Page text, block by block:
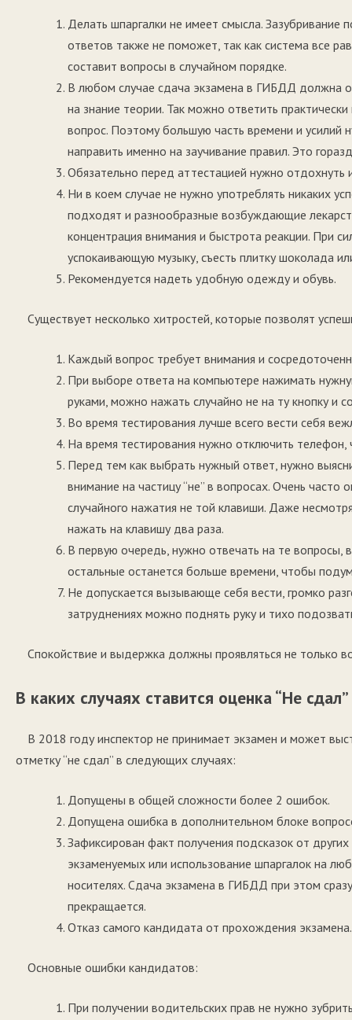
Делать шпаргалки не имеет смысла. Зазубривание
ответов также не поможет, так как система все
составит вопросы в случайном порядке.
В любом случае сдача экзамена в ГИБДД должна
на знание теории. Так можно ответить
вопрос. Поэтому большую часть времени и усилий
направить именно на заучивание правил. Это
Обязательно перед аттестацией нужно отдохнуть
Ни в коем случае не нужно употреблять никаких
подходят и разнообразные возбуждающие
концентрация внимания и быстрота реакции. При
успокаивающую музыку, съесть плитку шоколада
Рекомендуется надеть удобную одежду и обувь.
Существует несколько хитростей, которые позволят
Каждый вопрос требует внимания и
При выборе ответа на компьютере нажимать
руками, можно нажать случайно не на ту кнопку и
Во время тестирования лучше всего вести себя
На время тестирования нужно отключить
Перед тем как выбрать нужный ответ, нужно
внимание на частицу “не” в вопросах. Очень
случайного нажатия не той клавиши. Даже
нажать на клавишу два раза.
В первую очередь, нужно отвечать на те вопросы,
остальные останется больше времени, чтобы
Не допускается вызывающе себя вести, громко
затруднениях можно поднять руку и тихо
Спокойствие и выдержка должны проявляться не только
В каких случаях ставится оценка “Не сдал”
В 2018 году инспектор не принимает экзамен и может
отметку “не сдал” в следующих случаях:
Допущены в общей сложности более 2 ошибок.
Допущена ошибка в дополнительном блоке
Зафиксирован факт получения подсказок от других
экзаменуемых или использование шпаргалок на
носителях. Сдача экзамена в ГИБДД при этом сразу
прекращается.
Отказ самого кандидата от прохождения экзамена.
Основные ошибки кандидатов:
При получении водительских прав не нужно